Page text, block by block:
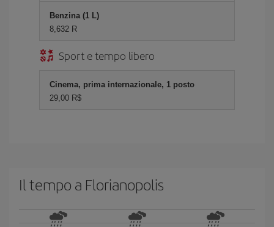
Benzina (1 L)
8,632 R
Sport e tempo libero
Cinema, prima internazionale, 1 posto
29,00 R$
Il tempo a Florianopolis